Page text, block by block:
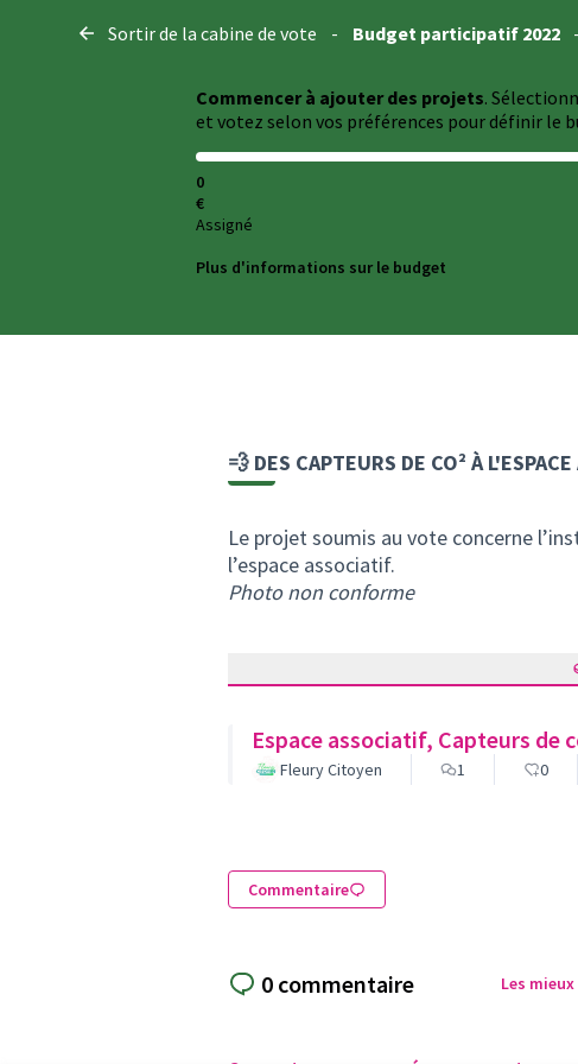
Sortir de la cabine de vote - Budget participatif 2022 -
Commencer à ajouter des projets.
et votez selon vos préférences pour définir le
0
€
Assigné
Plus d'informations sur le budget
💨 DES CAPTEURS DE CO² À
Le projet soumis au vote concerne
l’espace associatif.
Photo non conforme
Espace associatif, Capteurs de
Fleury Citoyen 1 0
Commentaire
0 commentaire Les